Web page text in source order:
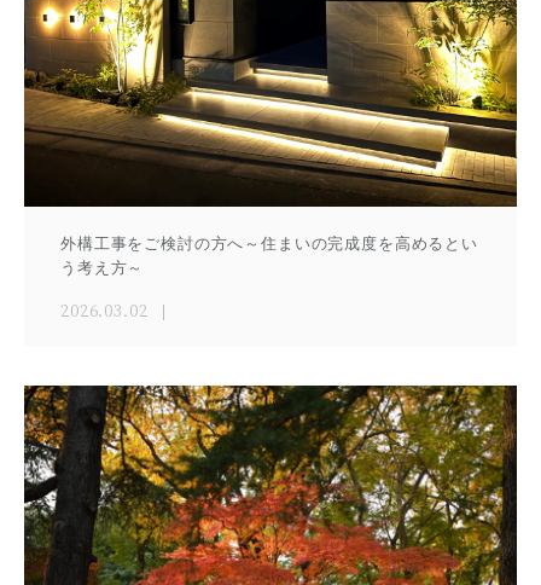
外構工事をご検討の方へ～住まいの完成度を高めるとい
う考え方～
2026.03.02